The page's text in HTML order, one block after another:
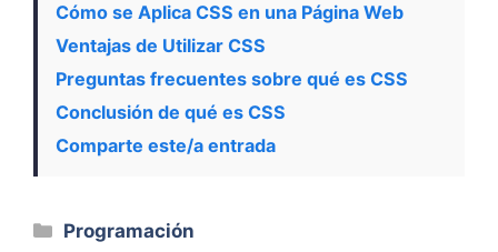
Cómo se Aplica CSS en una Página Web
Ventajas de Utilizar CSS
Preguntas frecuentes sobre qué es CSS
Conclusión de qué es CSS
Comparte este/a entrada
Categorías
Programación